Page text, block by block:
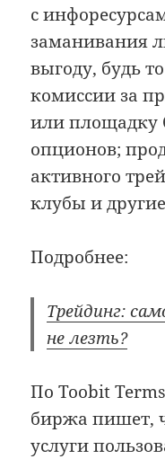
с
заманивания
выгоду, будь
комиссии за
или площадку
опционов;
активного
клубы и
Подробнее:
Трейдинг:
не лезть?
По Toobit
биржа пишет,
услуги